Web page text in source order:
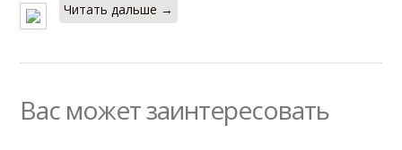
Читать дальше →
Вас может заинтересовать